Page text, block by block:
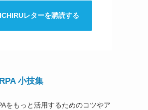
レターを購読する
小技集
をもっと活用するためのコツやア